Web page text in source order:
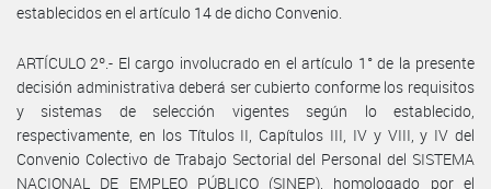
establecidos en el artículo 14 de dicho Convenio.
ARTÍCULO 2º.- El cargo involucrado en el artículo 1° de la presente
decisión administrativa deberá ser cubierto conforme los requisitos
y sistemas de selección vigentes según lo establecido,
respectivamente, en los Títulos II, Capítulos III, IV y VIII, y IV del
Convenio Colectivo de Trabajo Sectorial del Personal del SISTEMA
NACIONAL DE EMPLEO PÚBLICO (SINEP), homologado por el